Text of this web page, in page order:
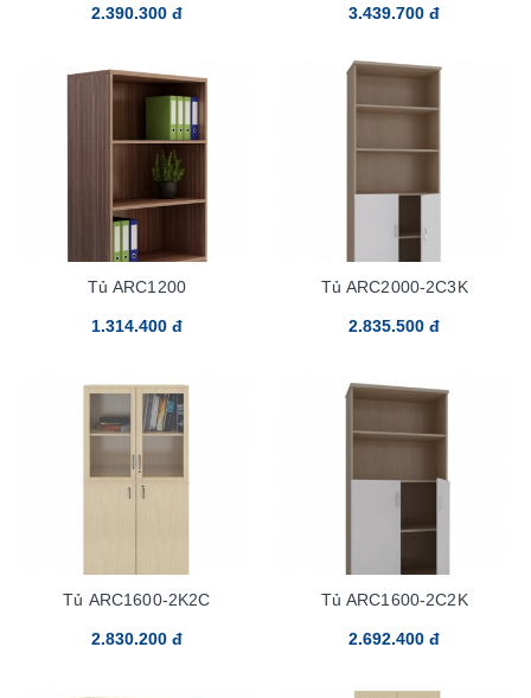
2.390.300 đ 3.439.700 đ
Tủ ARC1200
1.314.400 đ
Tủ ARC2000-2C3K
2.835.500 đ
Tủ ARC1600-2K2C
2.830.200 đ
Tủ ARC1600-2C2K
2.692.400 đ